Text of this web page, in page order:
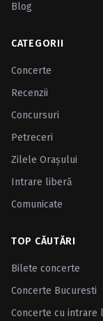
Blog
CATEGORII
Concerte
Recenzii
Concursuri
Petreceri
Zilele Oraşului
Intrare liberă
Comunicate
TOP CĂUTĂRI
Bilete concerte
Concerte Bucuresti
Concerte cu intrare